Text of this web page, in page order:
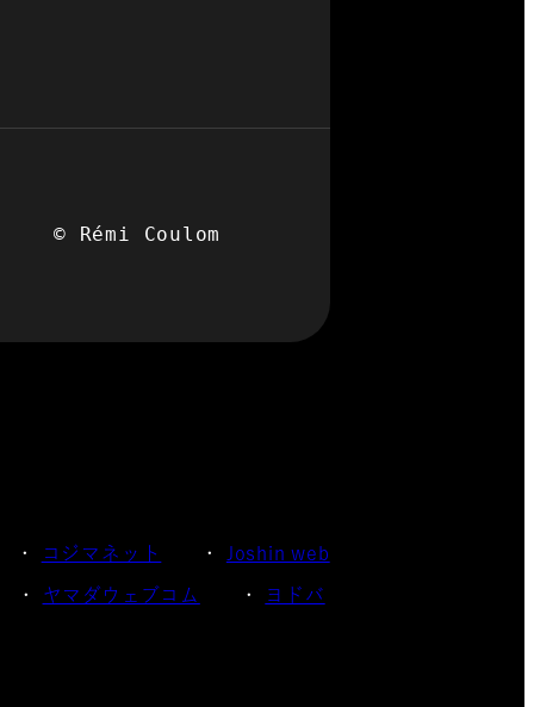
　© Rémi Coulom
コジマネット Joshin web
ヤマダウェブコム ヨドバ